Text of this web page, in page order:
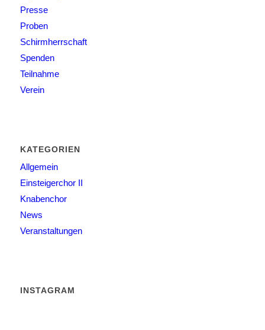
Presse
Proben
Schirmherrschaft
Spenden
Teilnahme
Verein
KATEGORIEN
Allgemein
Einsteigerchor II
Knabenchor
News
Veranstaltungen
INSTAGRAM